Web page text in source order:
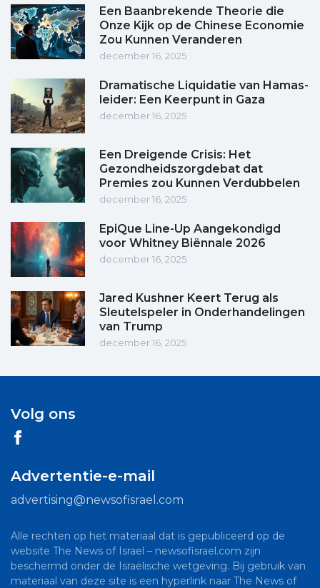
Een Baanbrekende Theorie die
Onze Kijk op de Chinese Economie
Zou Kunnen Veranderen
december 16, 2025
Dramatische Liquidatie van Hamas-
leider: Een Keerpunt in Gaza
december 16, 2025
Een Dreigende Crisis: Het
Gezondheidszorgdebat dat
Premies zou Kunnen Verdubbelen
december 16, 2025
EpiQue Line-Up Aangekondigd
voor Whitney Biënnale 2026
december 16, 2025
Jared Kushner Keert Terug als
Sleutelspeler in Onderhandelingen
van Trump
december 16, 2025
Volg ons
Advertentie-e-mail
advertising@newsofisrael.com
Alle rechten op het materiaal dat is gepubliceerd op de
website The News of Israel – newsofisrael.com zijn
beschermd onder de Israëlische wetgeving. Bij gebruik van
materiaal van deze site is een hyperlink naar The News of